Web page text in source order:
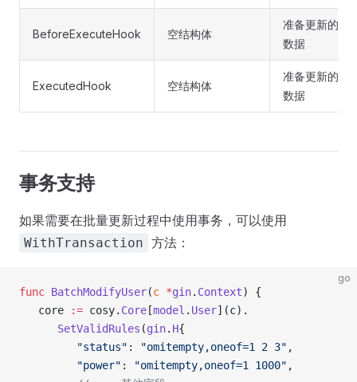
BeforeExecuteHook 空结构体
准备更新的
数据
ExecutedHook 空结构体
准备更新的
数据
事务支持
如果需要在批量更新过程中使用事务，可以使用
WithTransaction 方法：
go
func BatchModifyUser(c *gin. Context) {
   core
:= cosy. Core [model . User](c).
      SetValidRules
(gin. H{
         "status"
: "omitempty,oneof=1 2 3" ,
         "power"
: "omitempty,oneof=1 1000" ,